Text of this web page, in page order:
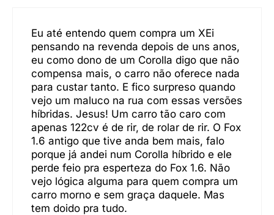
Eu até entendo quem compra um XEi
pensando na revenda depois de uns anos,
eu como dono de um Corolla digo que não
compensa mais, o carro não oferece nada
para custar tanto. E fico surpreso quando
vejo um maluco na rua com essas versões
híbridas. Jesus! Um carro tão caro com
apenas 122cv é de rir, de rolar de rir. O Fox
1.6 antigo que tive anda bem mais, falo
porque já andei num Corolla híbrido e ele
perde feio pra esperteza do Fox 1.6. Não
vejo lógica alguma para quem compra um
carro morno e sem graça daquele. Mas
tem doido pra tudo.